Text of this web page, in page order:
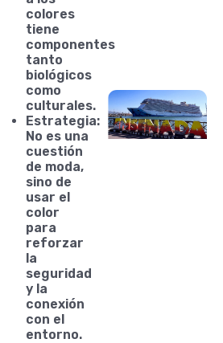
colores
tiene
componentes
tanto
biológicos
como
culturales.
Estrategia:
No es una
cuestión
de moda,
sino de
usar el
color
para
reforzar
la
seguridad
y la
conexión
con el
entorno.